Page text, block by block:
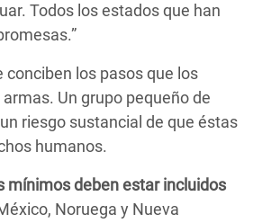
Todos los estados que han
los pasos que los
Un grupo pequeño de
riesgo sustancial de que éstas
humanos.
mínimos deben estar incluidos
Noruega y Nueva